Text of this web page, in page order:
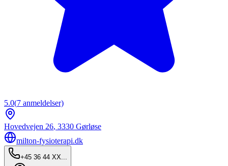
5.0(7 anmeldelser)
Hovedvejen 26, 3330 Gørløse
milton-fysioterapi.dk
+45 36 44 XX...